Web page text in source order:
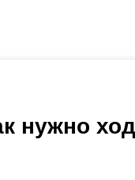
нужно